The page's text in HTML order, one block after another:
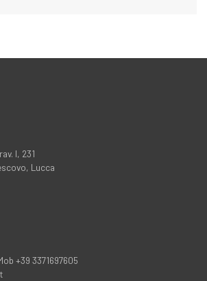
I, 231
Lucca
+39 3371697605